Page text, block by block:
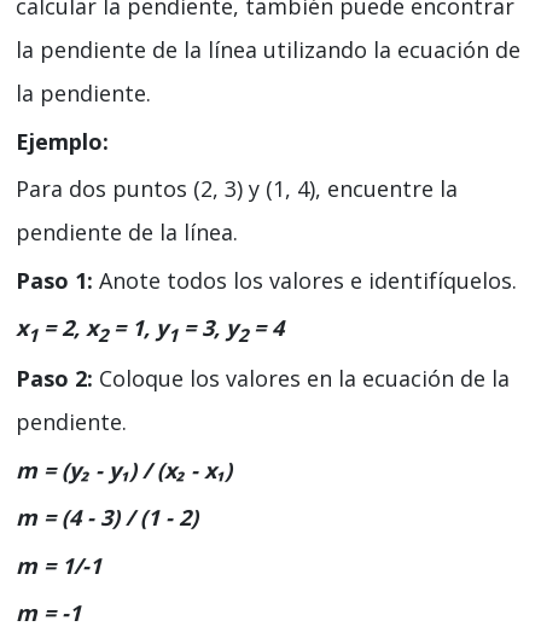
calcular la pendiente, también puede encontrar
la pendiente de la línea utilizando la ecuación de
la pendiente.
Ejemplo:
Para dos puntos (2, 3) y (1, 4), encuentre la
pendiente de la línea.
Paso 1: Anote todos los valores e identifíquelos.
x1 = 2, x2 = 1, y1 = 3, y2 = 4
Paso 2: Coloque los valores en la ecuación de la
pendiente.
m = (y₂ - y₁) / (x₂ - x₁)
m = (4 - 3) / (1 - 2)
m = 1/-1
m = -1